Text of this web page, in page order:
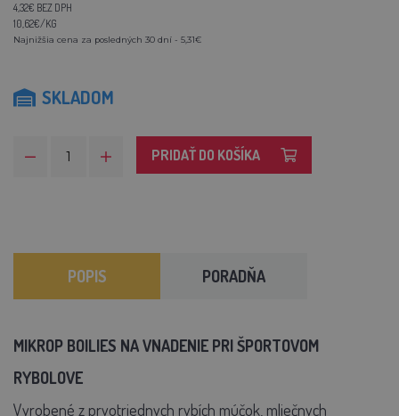
4,32€ BEZ DPH
10,62€/KG
Najnižšia cena za posledných 30 dní - 5,31€
SKLADOM
PRIDAŤ DO KOŠÍKA
POPIS PORADŇA
MIKROP BOILIES NA VNADENIE PRI ŠPORTOVOM
RYBOLOVE
Vyrobené z prvotriednych rybích múčok, mliečnych